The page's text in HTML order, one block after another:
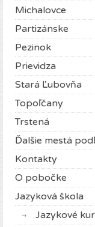
Michalovce
Partizánske
Pezinok
Prievidza
Stará Ľubovňa
Topoľčany
Trstená
Ďalšie mestá
Kontakty
O pobočke
Jazyková škola
Jazykové